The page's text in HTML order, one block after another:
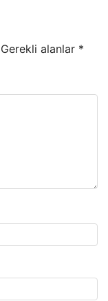
Gerekli alanlar *